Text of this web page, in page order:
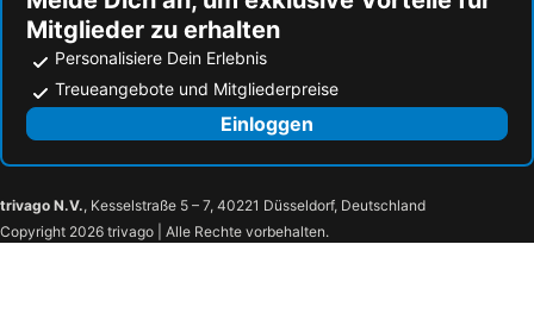
Mitglieder zu erhalten
Personalisiere Dein Erlebnis
Treueangebote und Mitgliederpreise
Einloggen
trivago N.V., Kesselstraße 5 – 7, 40221 Düsseldorf, Deutschland
Copyright 2026 trivago | Alle Rechte vorbehalten.